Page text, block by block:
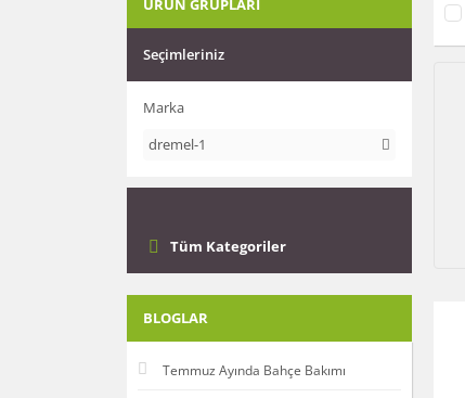
ÜRÜN GRUPLARI
Seçimleriniz
Marka
dremel-1
Tüm Kategoriler
BLOGLAR
Temmuz Ayında Bahçe Bakımı